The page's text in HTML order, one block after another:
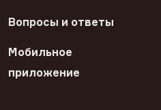
Вопросы и ответы
Мобильное
приложение